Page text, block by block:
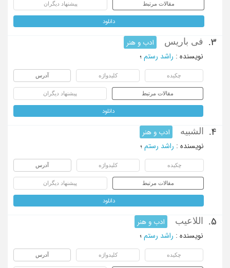
مقالات مرتبط پیشنهاد دیگران
دانلود
3. فی باریس
ادب و هنر
نویسنده : راشد رستم ؛
چکیده کلیدواژه آدرس
مقالات مرتبط پیشنهاد دیگران
دانلود
4. الشبیه
ادب و هنر
نویسنده : راشد رستم ؛
چکیده کلیدواژه آدرس
مقالات مرتبط پیشنهاد دیگران
دانلود
5. اللاعیب
ادب و هنر
نویسنده : راشد رستم ؛
چکیده کلیدواژه آدرس